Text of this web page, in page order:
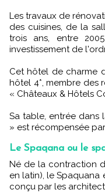
Les travaux de
des cuisines, de la
trois ans, entre
investissement de
Cet hôtel de charme
hôtel 4*, membre des
« Châteaux & Hôtels
Sa table, entrée dans
» est récompensée
Le Spaqana ou le
Né de la contraction de « Spa » et « Sequana » (la Seine
en latin), le Spaquana
conçu par les